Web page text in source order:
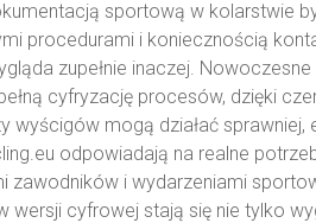
sportową w kolarstwie
procedurami i koniecznością
zupełnie inaczej.
cyfryzację procesów, dzięki
wyścigów mogą działać sprawniej,
odpowiadają na realne
zawodników i wydarzeniami
wersji cyfrowej stają się nie tylko